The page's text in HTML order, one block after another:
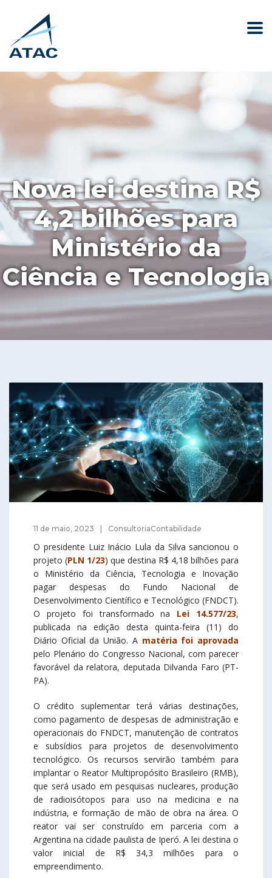
Nova lei destina R$
4,2 bilhões para
Ministério da
Ciência e Tecnologia
11 de maio, 2023 ConsultoriaContabilidade
O presidente Luiz Inácio Lula da Silva sancionou o
projeto (PLN 1/23) que destina R$ 4,18 bilhões para
o Ministério da Ciência, Tecnologia e Inovação
pagar despesas do Fundo Nacional de
Desenvolvimento Científico e Tecnológico (FNDCT).
O projeto foi transformado na Lei 14.577/23,
publicada na edição desta quinta-feira (11) do
Diário Oficial da União. A matéria foi aprovada
pelo Plenário do Congresso Nacional, com parecer
favorável da relatora, deputada Dilvanda Faro (PT-
PA).
O crédito suplementar terá várias destinações,
como pagamento de despesas de administração e
operacionais do FNDCT, manutenção de contratos
e subsídios para projetos de desenvolvimento
tecnológico. Os recursos servirão também para
implantar o Reator Multipropósito Brasileiro (RMB),
que será usado em pesquisas nucleares, produção
de radioisótopos para uso na medicina e na
indústria, e formação de mão de obra na área. O
reator vai ser construído em parceria com a
Argentina na cidade paulista de Iperó. A lei destina o
valor inicial de R$ 34,3 milhões para o
empreendimento.